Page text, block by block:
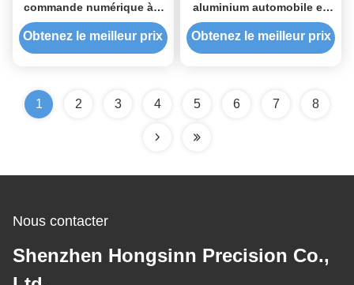
commande numérique à 5
axes
Obtenez le meilleur prix
aluminium automobile en
acier inoxydable au cuivre
Obtenez le meilleur prix
1 2 3 4 5 6 7 8
Nous contacter
Shenzhen Hongsinn Precision Co.,